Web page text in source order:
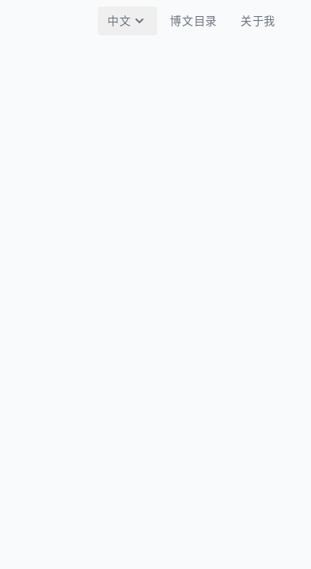
中文 博文目录 关于我